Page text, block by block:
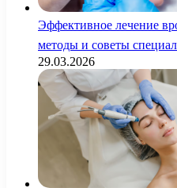
Эффективное лечение
методы и советы
29.03.2026